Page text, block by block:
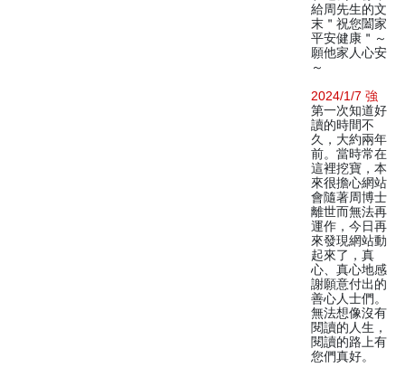
給周先生的文
末＂祝您闔家
平安健康＂～
願他家人心安
～
2024/1/7 強
第一次知道好
讀的時間不
久，大約兩年
前。當時常在
這裡挖寶，本
來很擔心網站
會隨著周博士
離世而無法再
運作，今日再
來發現網站動
起來了，真
心、真心地感
謝願意付出的
善心人士們。
無法想像沒有
閱讀的人生，
閱讀的路上有
您們真好。